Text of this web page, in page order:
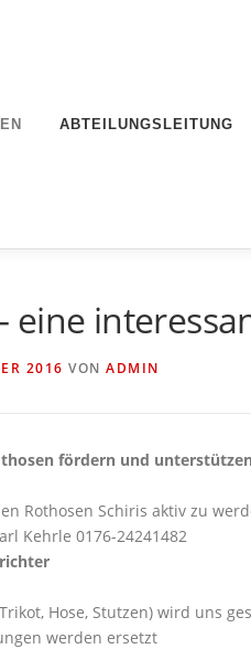
ABTEILUNGSLEITUNG
eine
2016 VON ADMIN
fördern und
Rothosen Schiris aktiv zu
Kehrle 0176-24241482
Hose, Stutzen) wird uns
werden ersetzt